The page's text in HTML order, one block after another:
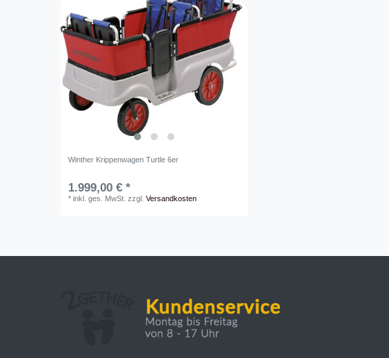
Winther Krippenwagen Turtle 6er
1.999,00 € *
*inkl. ges. MwSt. zzgl.Versandkosten